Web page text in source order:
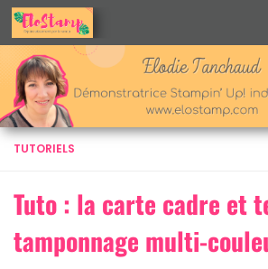
Skip to content
TUTORIELS
Tuto : la carte cadre et
tamponnage multi-